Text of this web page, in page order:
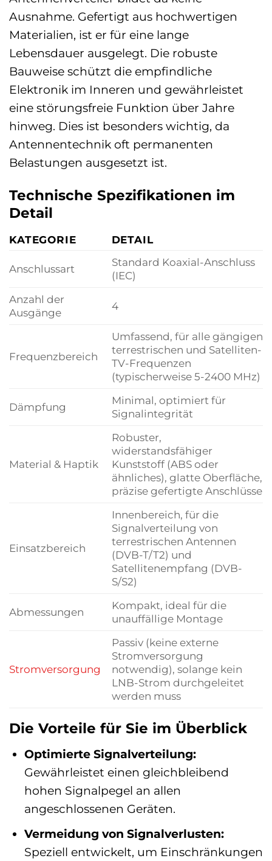
Ausnahme. Gefertigt aus hochwertigen
Materialien, ist er für eine lange
Lebensdauer ausgelegt. Die robuste
Bauweise schützt die empfindliche
Elektronik im Inneren und gewährleistet
eine störungsfreie Funktion über Jahre
hinweg. Dies ist besonders wichtig, da
Antennentechnik oft permanenten
Belastungen ausgesetzt ist.
Technische Spezifikationen im
Detail
KATEGORIE DETAIL
Anschlussart
Standard Koaxial-Anschluss
(IEC)
Anzahl der
Ausgänge
4
Frequenzbereich
Umfassend, für alle gängigen
terrestrischen und Satelliten-
TV-Frequenzen
(typischerweise 5-2400 MHz)
Dämpfung
Minimal, optimiert für
Signalintegrität
Material & Haptik
Robuster,
widerstandsfähiger
Kunststoff (ABS oder
ähnliches), glatte Oberfläche,
präzise gefertigte Anschlüsse
Einsatzbereich
Innenbereich, für die
Signalverteilung von
terrestrischen Antennen
(DVB-T/T2) und
Satellitenempfang (DVB-
S/S2)
Abmessungen
Kompakt, ideal für die
unauffällige Montage
Stromversorgung
Passiv (keine externe
Stromversorgung
notwendig), solange kein
LNB-Strom durchgeleitet
werden muss
Die Vorteile für Sie im Überblick
Optimierte Signalverteilung:
Gewährleistet einen gleichbleibend
hohen Signalpegel an allen
angeschlossenen Geräten.
Vermeidung von Signalverlusten:
Speziell entwickelt, um Einschränkungen